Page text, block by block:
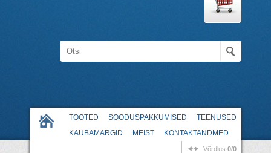
TOOTED SOODUSPAKKUMISED
TEENUSED
KAUBAMÄRGID
MEIST KONTAKTANDMED
Võrdlus 0/0